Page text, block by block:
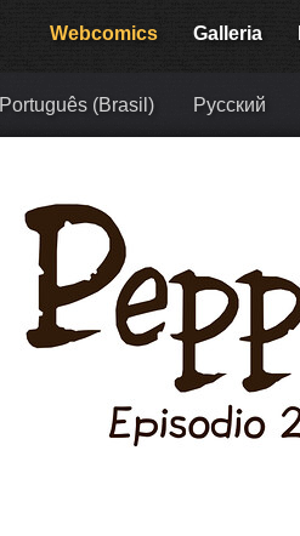
Webcomics Galleria
Português (Brasil) Русский